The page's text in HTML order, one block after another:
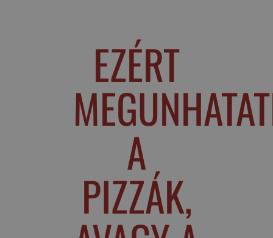
EZÉRT
A
PIZZÁK,